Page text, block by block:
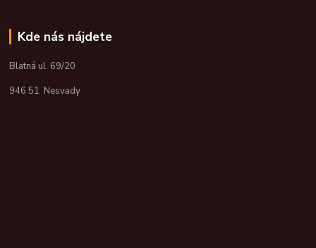
Kde nás nájdete
Blatná ul. 69/20
946 51 Nesvady